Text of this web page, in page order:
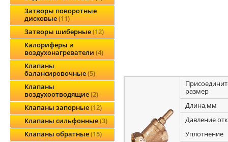
Затворы поворотные
дисковые 11
Затворы шиберные 12
Калориферы и
воздухонагреватели 4
Клапаны
балансировочные 5
Клапаны
воздухоотводящие 2
Клапаны запорные 12
Клапаны сильфонные 3
Клапаны обратные 15
размер
Длина,мм
Давление
Уплотнение